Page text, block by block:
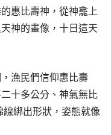
惠比壽神，從神龕上
神的畫像，十日這天
漁民們信仰惠比壽
十多公分、神氣無比
綁出形狀，姿態就像